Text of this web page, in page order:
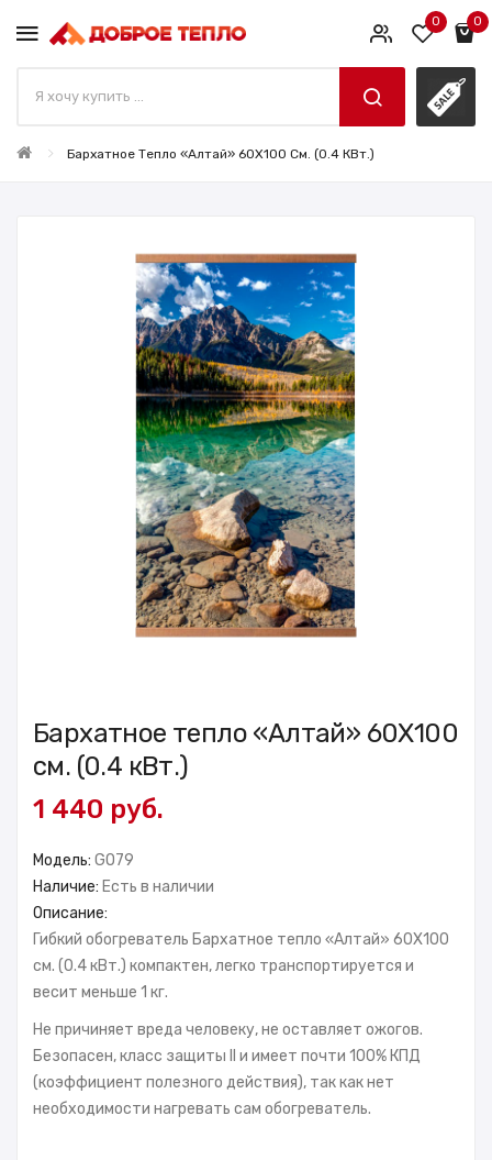
0 0
Бархатное Тепло «Алтай» 60X100 См. (0.4 КВт.)
Бархатное тепло «Алтай» 60X100
см. (0.4 кВт.)
1 440 руб.
Модель: GO79
Наличие: Есть в наличии
Описание:
Гибкий обогреватель Бархатное тепло «Алтай» 60X100
см. (0.4 кВт.) компактен, легко транспортируется и
весит меньше 1 кг.
Не причиняет вреда человеку, не оставляет ожогов.
Безопасен, класс защиты II и имеет почти 100% КПД
(коэффициент полезного действия), так как нет
необходимости нагревать сам обогреватель.